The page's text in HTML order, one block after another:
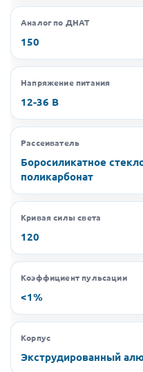
Аналог по ДНАТ
150
Напряжение питания
12-36 В
Рассеиватель
Боросиликатное
поликарбонат
Кривая силы света
120
Коэффициент пульсации
<1%
Корпус
Экструдированный